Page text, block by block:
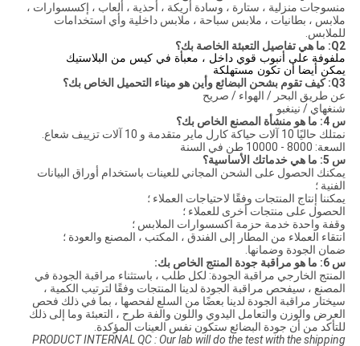
منسوجات منزلية ، ستارة ، وسادة أريكة ، أحذية ، ألعاب ، إكسسوارات ،
ملابس ، بطانيات ، ملابس سباحة ، ملابس داخلية وأي استخدامات
للملابس.
Q2: ما هي تفاصيل التعبئة الخاصة بك؟
ملفوفة على أنبوب قوي داخل ، معبأة في كيس من البلاستيك
يمكن أيضا أن تكون مستهلكة
Q3: كيف تقوم بشحن البضائع وأين هو ميناء التحميل الخاص بك؟
عن طريق البحر / الهواء / صريح
شنغهاي / نينغبو
س 4: ما هو منشأة المصنع الخاص بك؟
نمتلك حاليًا 10 آلات حياكة كارل ماير متقدمة و 10 آلات تزييف شعاع.
السعة: 8000 - 10000 طن في السنة
س 5: ما هي خدماتك الأساسية؟
يمكنك الحصول على الشحن المجاني للعينات باستخدام أوراق البيانات
الفنية ؛
يمكننا إنتاج المنتجات وفقًا لاحتياجات العملاء ؛
الحصول على منتجات أخرى للعملاء ؛
وقفة واحدة خدمة حزمة اكسسوارات الملابس ؛
انتقاء العملاء من المطار إلى الفندق ، المكتب ، المصنع والعودة ؛
ضمان الجودة وضمانها.
س 6: ما هو مراقبة جودة المنتج الخاص بك:
المنتج الخارجي مراقبة الجودة: لكل طلب ، باستثناء مراقبة الجودة في
المصنع ، سيفحص مراقبة الجودة لدينا المنتجات وفقًا لترتيب الكمية ،
سيختار مراقبة الجودة لدينا بعضًا من السلع لفحصها ، بما في ذلك فحص
العرض والوزن والتعامل اليدوي واللون والفة طرح ، التعبئة وما إلى ذلك
للتأكد من أن جودة البضائع ستكون نفس العينات المؤكدة.
PRODUCT INTERNAL QC : Our lab will do the test with the shipping